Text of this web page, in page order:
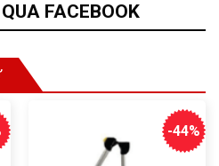
FACEBOOK
-44%